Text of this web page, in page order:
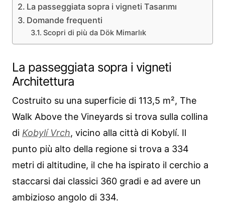
La passeggiata sopra i vigneti Tasarımı
Domande frequenti
Scopri di più da Dök Mimarlık
La passeggiata sopra i vigneti
Architettura
Costruito su una superficie di 113,5 m², The
Walk Above the Vineyards si trova sulla collina
di Kobylí Vrch, vicino alla città di Kobylí. Il
punto più alto della regione si trova a 334
metri di altitudine, il che ha ispirato il cerchio a
staccarsi dai classici 360 gradi e ad avere un
ambizioso angolo di 334.